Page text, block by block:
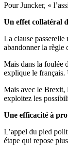
Pour Juncker, «
Un effet collatéral
La clause passerelle
abandonner la règle
Mais dans la foulée
explique le français.
Mais avec le Brexit,
exploitez les
Une efficacité à
L’appel du pied
étape qui repose